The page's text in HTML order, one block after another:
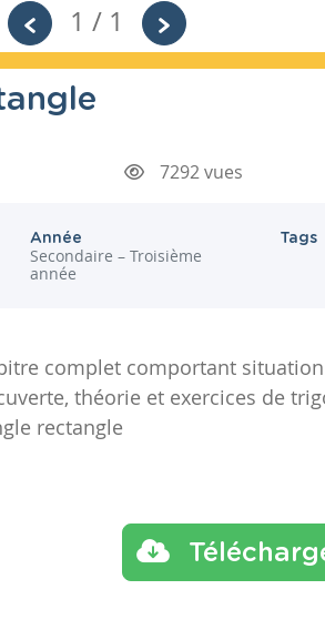
1 / 1
7292 vues
Année
Secondaire – Troisième
année
Tags
complet comportant
théorie et exercices de
rectangle